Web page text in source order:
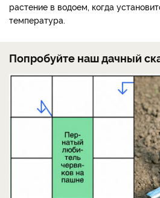
растение в водоем, когда
температура.
Попробуйте наш дачный